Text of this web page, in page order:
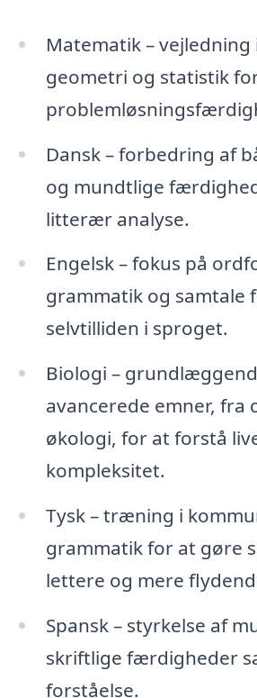
Matematik – vejledning
geometri og statistik
Dansk – forbedring af
og mundtlige
litterær analyse.
Engelsk – fokus på
grammatik og samtale
selvtilliden i sproget.
Biologi –
avancerede emner, fra
økologi, for at forstå
kompleksitet.
Tysk – træning i
grammatik for at gøre
lettere og mere
Spansk – styrkelse af
skriftlige færdigheder
forståelse.